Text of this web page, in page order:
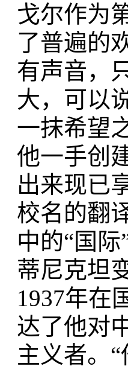
戈尔作为
了普遍的
有声音，
大，可以
一抹希望
他一手创
出来现已
校名的翻
中的“国
蒂尼克坦
1937年在
达了他对
主义者。